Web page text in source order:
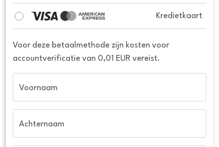
Kredietkaart
Voor deze betaalmethode zijn kosten voor
accountverificatie van 0,01 EUR vereist.
Voornaam
Achternaam